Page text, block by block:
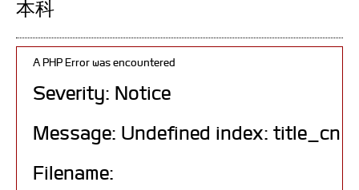
本科
A PHP Error was encountered
Severity: Notice
Message: Undefined index: title_cn
Filename: